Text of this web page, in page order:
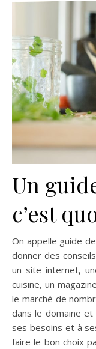
Un
c’est
On appelle guide
donner des
un site internet,
cuisine, un
le marché de
dans le domaine
ses besoins et à
faire le bon choix